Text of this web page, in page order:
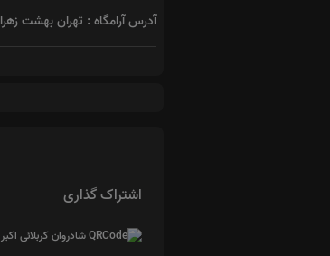
آدرس آرامگاه : تهران بهشت زهرا
اشتراک گذاری